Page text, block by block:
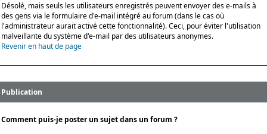
Désolé, mais seuls les utilisateurs enregistrés peuvent envoyer des e-mails à
des gens via le formulaire d'e-mail intégré au forum (dans le cas où
l'administrateur aurait activé cette fonctionnalité). Ceci, pour éviter l'utilisation
malveillante du système d'e-mail par des utilisateurs anonymes.
Revenir en haut de page
Publication
Comment puis-je poster un sujet dans un forum ?